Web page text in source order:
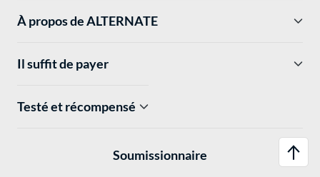
À propos de ALTERNATE
Il suffit de payer
Testé et récompensé
Soumissionnaire